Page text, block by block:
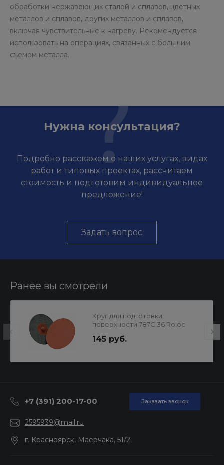
обработки нержавеющих сталей и сплавов, цветных
металлов и сплавов, других металлов и сплавов,
включая чувствительные к нагреву. Рекомендуется
использовать на операциях, связанных с большим
съемом металла.
Нужна консультация?
Подробно расскажем о наших услугах, видах
работ и типовых проектах, рассчитаем
стоимость и подготовим индивидуальное
предложение!
Задать вопрос
Ранее вы смотрели
Круг для подготовки
поверхности 787С 36 Roloc
145 руб.
+7 (391) 200-17-00 Заказать звонок
2595939@mail.ru
г. Красноярск, Маерчака, 51/2